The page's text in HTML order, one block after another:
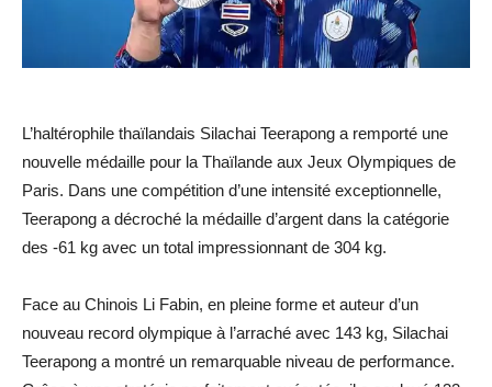
L’haltérophile thaïlandais Silachai Teerapong a remporté une
nouvelle médaille pour la Thaïlande aux Jeux Olympiques de
Paris. Dans une compétition d’une intensité exceptionnelle,
Teerapong a décroché la médaille d’argent dans la catégorie
des -61 kg avec un total impressionnant de 304 kg.
Face au Chinois Li Fabin, en pleine forme et auteur d’un
nouveau record olympique à l’arraché avec 143 kg, Silachai
Teerapong a montré un remarquable niveau de performance.